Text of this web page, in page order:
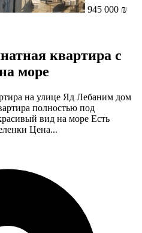
945 000 ₪
квартира с
море
на улице Яд Лебаним дом
полностью под
вид на море Есть
Цена...